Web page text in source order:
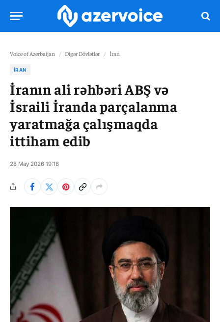
Voice of Azerbaijan / Digər Dövlətlər / İran
İRAN
İranın ali rəhbəri ABŞ və
İsraili İranda parçalanma
yaratmağa çalışmaqda
ittiham edib
28 May 2026 19:18